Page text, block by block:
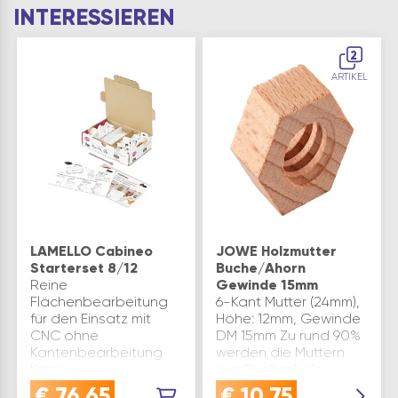
INTERESSIEREN
LAMELLO Cabineo
Starterset 8/12
Reine
Flächenbearbeitung
für den Einsatz mit
CNC ohne
Kantenbearbeitung
Dübelbohrungen
2
ARTIKEL
JOWE Holzmutter
Buche/Ahorn
Gewinde 15mm
6-Kant Mutter (24mm),
Höhe: 12mm, Gewinde
DM 15mm Zu rund 90%
werden die Muttern
gefertigt.Je nach